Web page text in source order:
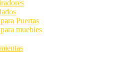
Puertas
muebles